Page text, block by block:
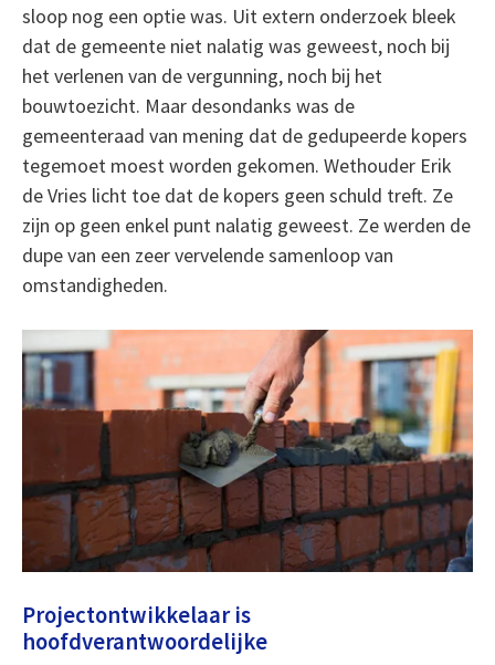
sloop nog een optie was. Uit extern onderzoek bleek
dat de gemeente niet nalatig was geweest, noch bij
het verlenen van de vergunning, noch bij het
bouwtoezicht. Maar desondanks was de
gemeenteraad van mening dat de gedupeerde kopers
tegemoet moest worden gekomen. Wethouder Erik
de Vries licht toe dat de kopers geen schuld treft. Ze
zijn op geen enkel punt nalatig geweest. Ze werden de
dupe van een zeer vervelende samenloop van
omstandigheden.
Projectontwikkelaar is
hoofdverantwoordelijke